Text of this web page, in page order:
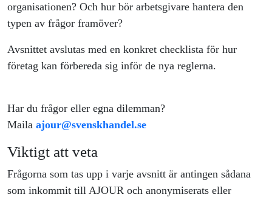
organisationen? Och hur bör arbetsgivare hantera den
typen av frågor framöver?
Avsnittet avslutas med en konkret checklista för hur
företag kan förbereda sig inför de nya reglerna.
Har du frågor eller egna dilemman?
Maila ajour@svenskhandel.se
Viktigt att veta
Frågorna som tas upp i varje avsnitt är antingen sådana
som inkommit till AJOUR och anonymiserats eller